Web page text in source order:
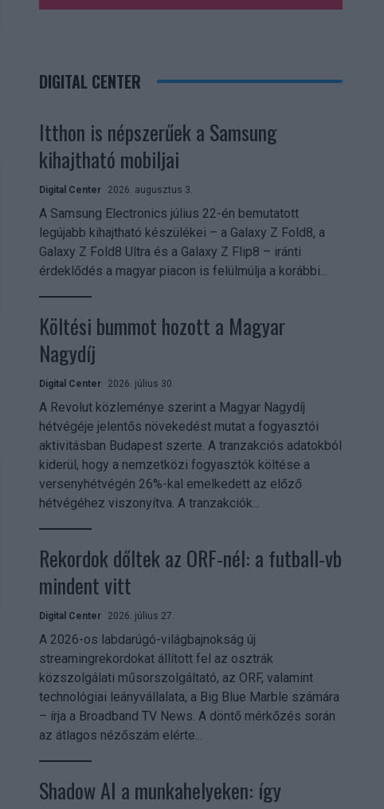
DIGITAL CENTER
Itthon is népszerűek a Samsung
kihajtható mobiljai
Digital Center 2026. augusztus 3.
A Samsung Electronics július 22-én bemutatott
legújabb kihajtható készülékei – a Galaxy Z Fold8, a
Galaxy Z Fold8 Ultra és a Galaxy Z Flip8 – iránti
érdeklődés a magyar piacon is felülmúlja a korábbi...
Költési bummot hozott a Magyar
Nagydíj
Digital Center 2026. július 30.
A Revolut közleménye szerint a Magyar Nagydíj
hétvégéje jelentős növekedést mutat a fogyasztói
aktivitásban Budapest szerte. A tranzakciós adatokból
kiderül, hogy a nemzetközi fogyasztók költése a
versenyhétvégén 26%-kal emelkedett az előző
hétvégéhez viszonyítva. A tranzakciók...
Rekordok dőltek az ORF-nél: a futball-vb
mindent vitt
Digital Center 2026. július 27.
A 2026-os labdarúgó-világbajnokság új
streamingrekordokat állított fel az osztrák
közszolgálati műsorszolgáltató, az ORF, valamint
technológiai leányvállalata, a Big Blue Marble számára
– írja a Broadband TV News. A döntő mérkőzés során
az átlagos nézőszám elérte...
Shadow AI a munkahelyeken: így